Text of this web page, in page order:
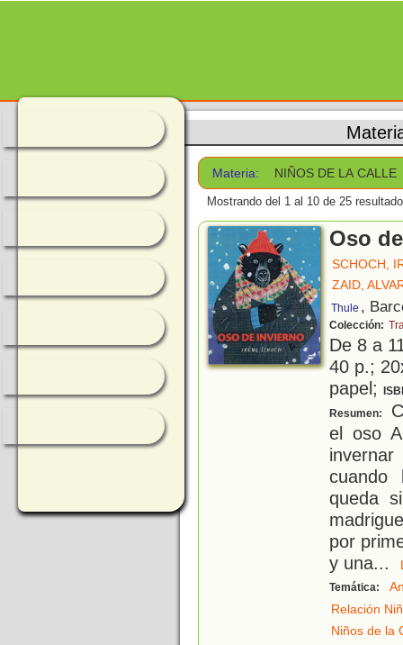
Materia: NIÑOS DE LA CALLE
Mostrando del 1 al 10 de 25
Oso
SCHOCH,
ZAID,
Thule ,
Colección:
De 8 a
40 p.;
papel;
Resumen:
el oso
cuando
queda
por
y una...
Temática:
Relación
Niños de la